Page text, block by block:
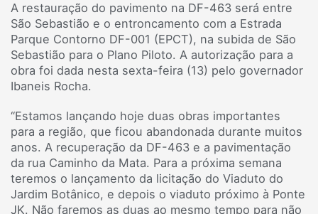
A restauração do pavimento na DF-463 será entre
São Sebastião e o entroncamento com a Estrada
Parque Contorno DF-001 (EPCT), na subida de São
Sebastião para o Plano Piloto. A autorização para a
obra foi dada nesta sexta-feira (13) pelo governador
Ibaneis Rocha.
“Estamos lançando hoje duas obras importantes
para a região, que ficou abandonada durante muitos
anos. A recuperação da DF-463 e a pavimentação
da rua Caminho da Mata. Para a próxima semana
teremos o lançamento da licitação do Viaduto do
Jardim Botânico, e depois o viaduto próximo à Ponte
JK. Não faremos as duas ao mesmo tempo para não